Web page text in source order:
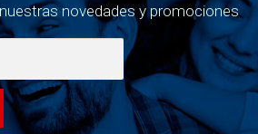
novedades y promociones